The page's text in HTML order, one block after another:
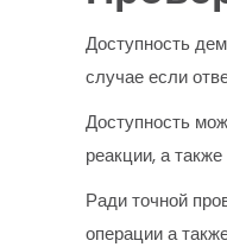
Доступность
случае если
Доступность
реакции, а
Ради точной
операции а